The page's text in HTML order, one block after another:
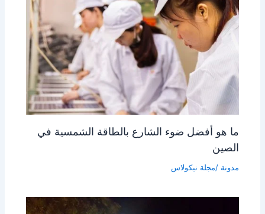
ما هو أفضل ضوء الشارع بالطاقة الشمسية في
الصين
مدونة /مجلة نيكولاس